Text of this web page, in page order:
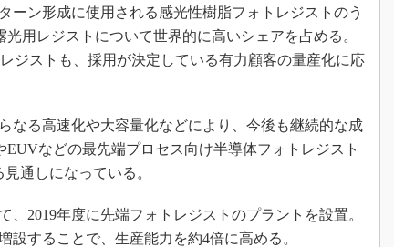
S＆OP
インダストリー4.0
イノベーション
メイドインジャパン
植物工場
海外生産
グローバル設計・開発
ン形成に使用される感光性樹脂フォトレジストのう
用レジストについて世界的に高いシェアを占める。
ジストも、採用が決定している有力顧客の量産化に応
なる高速化や大容量化などにより、今後も継続的な成
などの最先端プロセス向け半導体フォトレジスト
通しになっている。
2019年度に先端フォトレジストのプラントを設置。
設することで、生産能力を約4倍に高める。